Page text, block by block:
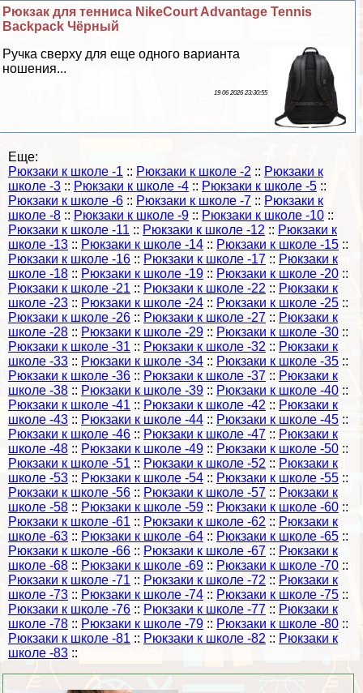
Рюкзак для тенниса NikeCourt Advantage Tennis
Backpack Чёрный
Ручка сверху для еще одного варианта
ношения...
19 06 2026 23:30:55
Еще:
Рюкзаки к школе -1 :: Рюкзаки к школе -2 :: Рюкзаки к
школе -3 :: Рюкзаки к школе -4 :: Рюкзаки к школе -5 ::
Рюкзаки к школе -6 :: Рюкзаки к школе -7 :: Рюкзаки к
школе -8 :: Рюкзаки к школе -9 :: Рюкзаки к школе -10 ::
Рюкзаки к школе -11 :: Рюкзаки к школе -12 :: Рюкзаки к
школе -13 :: Рюкзаки к школе -14 :: Рюкзаки к школе -15 ::
Рюкзаки к школе -16 :: Рюкзаки к школе -17 :: Рюкзаки к
школе -18 :: Рюкзаки к школе -19 :: Рюкзаки к школе -20 ::
Рюкзаки к школе -21 :: Рюкзаки к школе -22 :: Рюкзаки к
школе -23 :: Рюкзаки к школе -24 :: Рюкзаки к школе -25 ::
Рюкзаки к школе -26 :: Рюкзаки к школе -27 :: Рюкзаки к
школе -28 :: Рюкзаки к школе -29 :: Рюкзаки к школе -30 ::
Рюкзаки к школе -31 :: Рюкзаки к школе -32 :: Рюкзаки к
школе -33 :: Рюкзаки к школе -34 :: Рюкзаки к школе -35 ::
Рюкзаки к школе -36 :: Рюкзаки к школе -37 :: Рюкзаки к
школе -38 :: Рюкзаки к школе -39 :: Рюкзаки к школе -40 ::
Рюкзаки к школе -41 :: Рюкзаки к школе -42 :: Рюкзаки к
школе -43 :: Рюкзаки к школе -44 :: Рюкзаки к школе -45 ::
Рюкзаки к школе -46 :: Рюкзаки к школе -47 :: Рюкзаки к
школе -48 :: Рюкзаки к школе -49 :: Рюкзаки к школе -50 ::
Рюкзаки к школе -51 :: Рюкзаки к школе -52 :: Рюкзаки к
школе -53 :: Рюкзаки к школе -54 :: Рюкзаки к школе -55 ::
Рюкзаки к школе -56 :: Рюкзаки к школе -57 :: Рюкзаки к
школе -58 :: Рюкзаки к школе -59 :: Рюкзаки к школе -60 ::
Рюкзаки к школе -61 :: Рюкзаки к школе -62 :: Рюкзаки к
школе -63 :: Рюкзаки к школе -64 :: Рюкзаки к школе -65 ::
Рюкзаки к школе -66 :: Рюкзаки к школе -67 :: Рюкзаки к
школе -68 :: Рюкзаки к школе -69 :: Рюкзаки к школе -70 ::
Рюкзаки к школе -71 :: Рюкзаки к школе -72 :: Рюкзаки к
школе -73 :: Рюкзаки к школе -74 :: Рюкзаки к школе -75 ::
Рюкзаки к школе -76 :: Рюкзаки к школе -77 :: Рюкзаки к
школе -78 :: Рюкзаки к школе -79 :: Рюкзаки к школе -80 ::
Рюкзаки к школе -81 :: Рюкзаки к школе -82 :: Рюкзаки к
школе -83 ::